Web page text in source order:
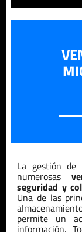
La gestión de
numerosas
seguridad y
Una de las
permite un
información.